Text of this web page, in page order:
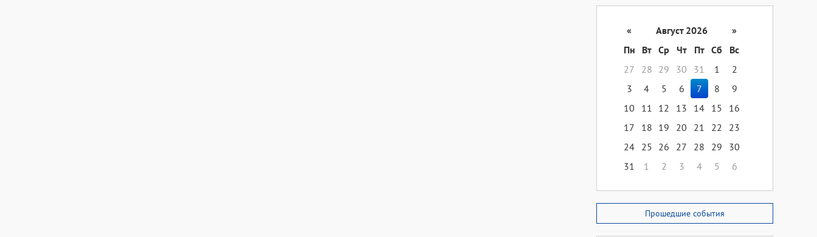
« Август 2026
»
Пн
Вт Ср Чт Пт Сб
Вс
27
28 29 30 31 1
2
3
4 5 6 7 8
9
10
11 12 13 14 15
16
17
18 19 20 21 22
23
24 25 26 27 28 29
30
31
1 2 3 4 5 6
Прошедшие события